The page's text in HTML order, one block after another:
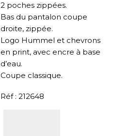
2 poches zippées.
Bas du pantalon coupe
droite, zippée.
Logo Hummel et chevrons
en print, avec encre à base
d’eau.
Coupe classique.
Réf : 212648